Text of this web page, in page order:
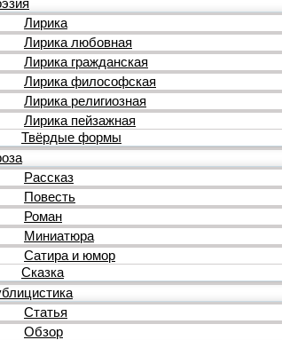
Лирика
Лирика любовная
Лирика гражданская
Лирика философская
Лирика религиозная
Лирика пейзажная
Твёрдые формы
Рассказ
Повесть
Роман
Миниатюра
Сатира и юмор
Сказка
Статья
Обзор
песня
подборка для альманаха